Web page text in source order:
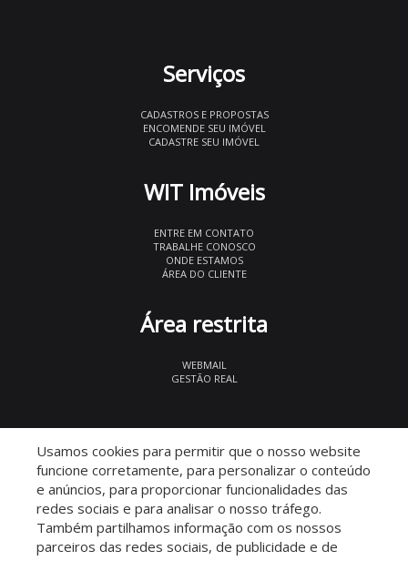
Serviços
CADASTROS E PROPOSTAS
ENCOMENDE SEU IMÓVEL
CADASTRE SEU IMÓVEL
WIT Imóveis
ENTRE EM CONTATO
TRABALHE CONOSCO
ONDE ESTAMOS
ÁREA DO CLIENTE
Área restrita
WEBMAIL
GESTÃO REAL
Usamos cookies para permitir que o nosso website
funcione corretamente, para personalizar o conteúdo
e anúncios, para proporcionar funcionalidades das
redes sociais e para analisar o nosso tráfego.
Também partilhamos informação com os nossos
parceiros das redes sociais, de publicidade e de